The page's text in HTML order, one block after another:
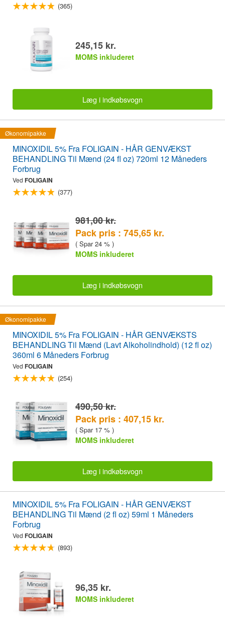
(365)
245,15 kr.
MOMS inkluderet
Læg i indkøbsvogn
Økonomipakke
MINOXIDIL 5% Fra FOLIGAIN - HÅR GENVÆKST
BEHANDLING Til Mænd (24 fl oz) 720ml 12 Måneders
Forbrug
Ved FOLIGAIN
(377)
981,00 kr.
Pack pris : 745,65 kr.
( Spar 24 % )
MOMS inkluderet
Læg i indkøbsvogn
Økonomipakke
MINOXIDIL 5% Fra FOLIGAIN - HÅR GENVÆKSTS
BEHANDLING Til Mænd (Lavt Alkoholindhold) (12 fl oz)
360ml 6 Måneders Forbrug
Ved FOLIGAIN
(254)
490,50 kr.
Pack pris : 407,15 kr.
( Spar 17 % )
MOMS inkluderet
Læg i indkøbsvogn
MINOXIDIL 5% Fra FOLIGAIN - HÅR GENVÆKST
BEHANDLING Til Mænd (2 fl oz) 59ml 1 Måneders
Forbrug
Ved FOLIGAIN
(893)
96,35 kr.
MOMS inkluderet